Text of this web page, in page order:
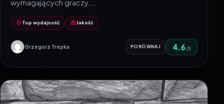
wymagających graczy.…
Top wydajność Jakość
Grzegorz Trepka PORÓWNAJ 4.6 /5